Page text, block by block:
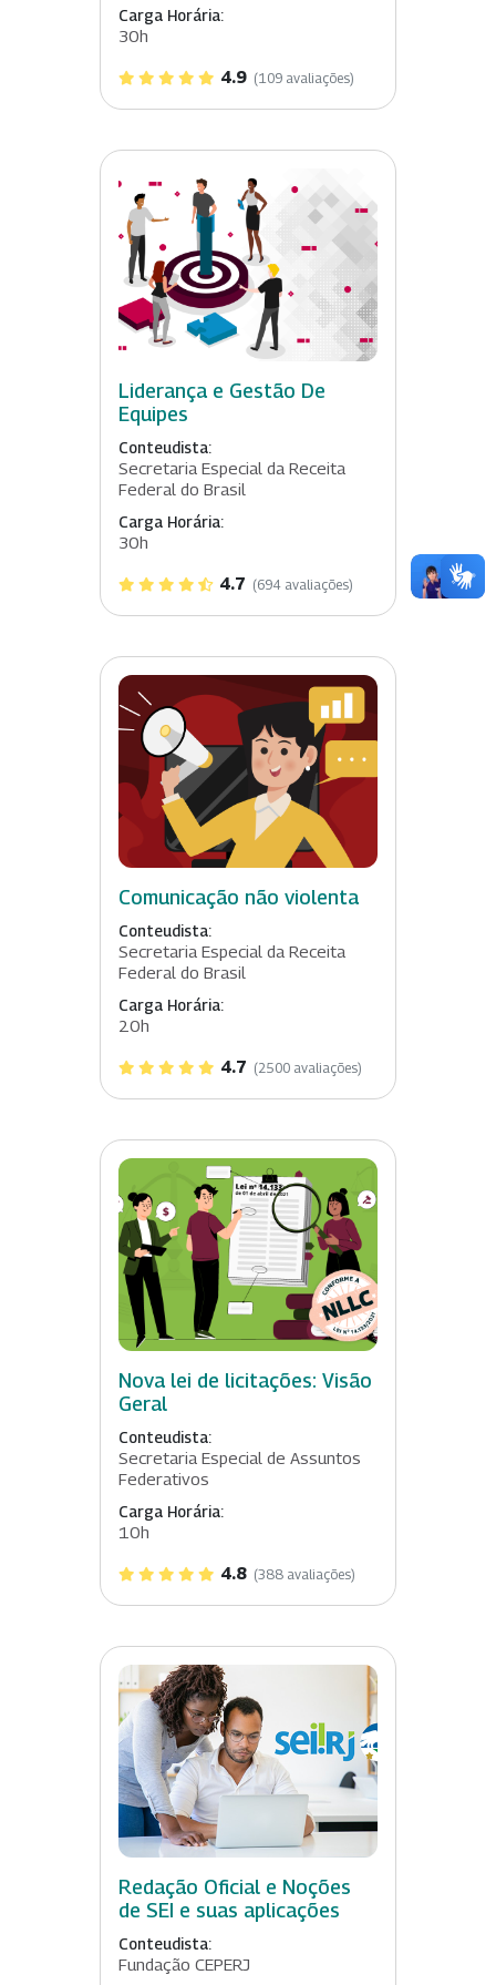
Carga Horária:
30h
4.9 (109 avaliações)
Liderança e Gestão De
Equipes
Conteudista:
Secretaria Especial da Receita
Federal do Brasil
Carga Horária:
30h
4.7 (694 avaliações)
Comunicação não violenta
Conteudista:
Secretaria Especial da Receita
Federal do Brasil
Carga Horária:
20h
4.7 (2500 avaliações)
Nova lei de licitações: Visão
Geral
Conteudista:
Secretaria Especial de Assuntos
Federativos
Carga Horária:
10h
4.8 (388 avaliações)
Redação Oficial e Noções
de SEI e suas aplicações
Conteudista:
Fundação CEPERJ